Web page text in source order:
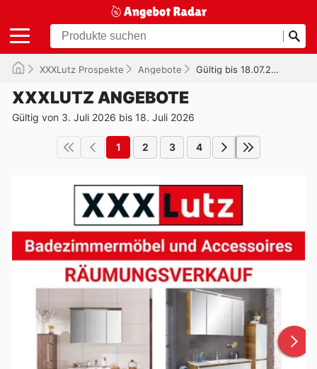
XXXLutz Prospekte Angebote Gültig bis 18.07.2026
XXXLUTZ ANGEBOTE
Gültig von 3. Juli 2026 bis 18. Juli 2026
1 2 3 4